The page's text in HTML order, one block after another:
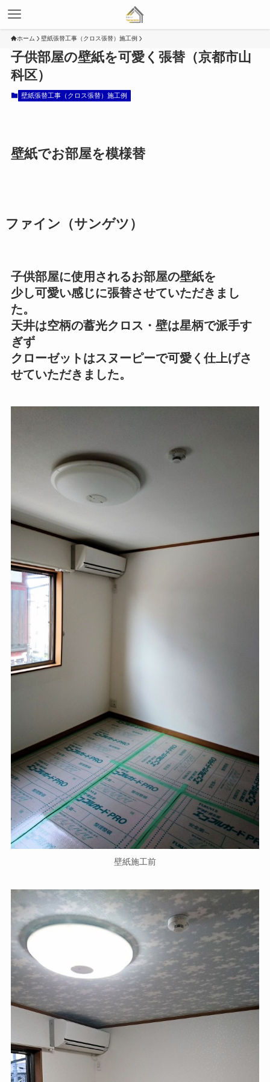
ホーム 壁紙張替工事（クロス張替）施工例
子供部屋の壁紙を可愛く張替（京都市山
科区）
壁紙張替工事（クロス張替）施工例
壁紙でお部屋を模様替
ファイン（サンゲツ）
子供部屋に使用されるお部屋の壁紙を
少し可愛い感じに張替させていただきまし
た。
天井は空柄の蓄光クロス・壁は星柄で派手す
ぎず
クローゼットはスヌーピーで可愛く仕上げさ
せていただきました。
壁紙施工前